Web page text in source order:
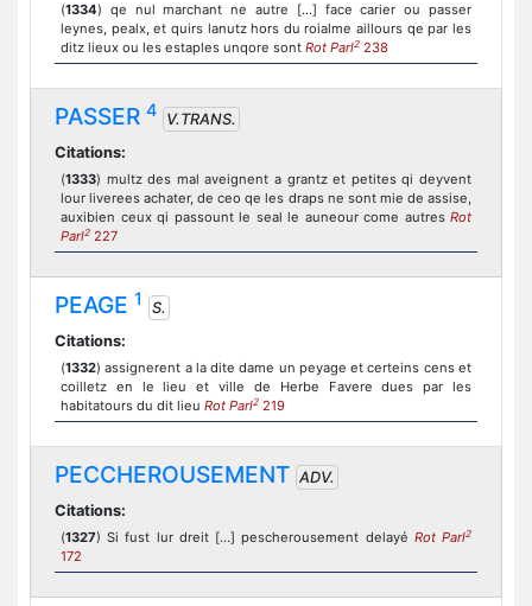
(1334) qe nul marchant ne autre [...] face carier ou passer
leynes, pealx, et quirs lanutz hors du roialme aillours qe par les
ditz lieux ou les estaples unqore sont Rot Parl2 238
PASSER 4 V.TRANS.
Citations:
(1333) multz des mal aveignent a grantz et petites qi deyvent
lour liverees achater, de ceo qe les draps ne sont mie de assise,
auxibien ceux qi passount le seal le auneour come autres Rot
Parl2 227
PEAGE 1
S.
Citations:
(1332) assignerent a la dite dame un peyage et certeins cens et
coilletz en le lieu et ville de Herbe Favere dues par les
habitatours du dit lieu Rot Parl2 219
PECCHEROUSEMENT ADV.
Citations:
(1327) Si fust lur dreit [...] pescherousement delayé Rot Parl2
172